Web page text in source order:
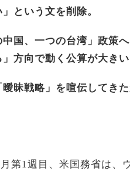
という文を削除。
中国、一つの台湾」政策
方向で動く公算が大きい
曖昧戦略」を喧伝してき
第1週目、米国務省は、